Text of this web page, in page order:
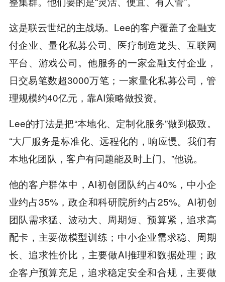
这是联云世纪的主战场。Lee的客户覆盖了金融支
付企业、量化私募公司、医疗制造龙头、互联网
平台、游戏公司。他服务的一家金融支付企业，
日交易笔数超3000万笔；一家量化私募公司，管
理规模约40亿元，靠AI策略做投资。
Lee的打法是把“本地化、定制化服务”做到极致。
“大厂服务是标准化、远程化的，响应慢。我们有
本地化团队，客户有问题能及时上门。”他说。
他的客户群体中，AI初创团队约占40%，中小企
业约占35%，政企和科研院所约占25%。AI初创
团队需求猛、波动大、周期短、预算紧，追求高
配卡，主要做模型训练；中小企业需求稳、周期
长、追求性价比，主要做AI推理和数据处理；政
企客户预算充足，追求稳定安全和合规，主要做